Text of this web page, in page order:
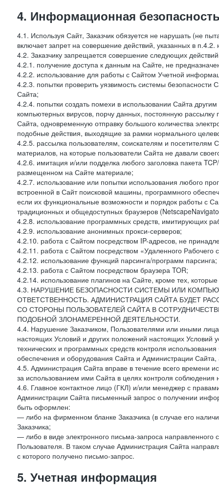
4. Информационная
4.1. Используя Сайт, Заказчик обязуется не нарушать (не
включает запрет на совершение действий, указанных в
4.2. Заказчику запрещается совершение следующих
4.2.1. получение доступа к данным на Сайте, не
4.2.2. использование для работы с Сайтом Учетной
4.2.3. попытки проверить уязвимость системы
Сайта;
4.2.4. попытки создать помехи в использовании Сайта
компьютерных вирусов, порчу данных, постоянную
Сайта, одновременную отправку большого количества
подобные действия, выходящие за рамки нормального
4.2.5. рассылка пользователям, соискателям и
материалов, на которые пользователи Сайта не давали
4.2.6. имитация и/или подделка любого заголовка пакета
размещенном на Сайте материале;
4.2.7. использование или попытки использования любого
встроенной в Сайт поисковой машины, программного
если их функциональные возможности и порядок работы с
традиционных и общедоступных браузеров
4.2.8. использование программных средств, имитирующих
4.2.9. использование анонимных прокси-серверов;
4.2.10. работа с Сайтом посредством IP-адресов, не
4.2.11. работа с Сайтом посредством «Удаленного Рабочего
4.2.12. использование функций парсинга/программ парсинга;
4.2.13. работа с Сайтом посредством браузера TOR;
4.2.14. использование плагинов на Сайте, кроме тех,
4.3. НАРУШЕНИЕ БЕЗОПАСНОСТИ СИСТЕМЫ ИЛИ
ОТВЕТСТВЕННОСТЬ. АДМИНИСТРАЦИЯ САЙТА БУДЕТ
СО СТОРОНЫ ПОЛЬЗОВАТЕЛЕЙ САЙТА В
ПОДОБНОЙ ЗЛОНАМЕРЕННОЙ ДЕЯТЕЛЬНОСТИ.
4.4. Нарушение Заказчиком, Пользователями или иными
настоящих Условий и других положений настоящих Условий
технических и программных средств контроля
обеспечения и оборудования Сайта и Администрации
4.5. Администрация Сайта вправе в течение всего времени
за использованием ими Сайта в целях контроля
4.6. Главное контактное лицо (ГКЛ) и/или менеджер с
Администрации Сайта письменный запрос о получении
быть оформлен:
— либо на фирменном бланке Заказчика (в случае его
Заказчика;
— либо в виде электронного письма-запроса направленного
Пользователя. В таком случае Администрация Сайта
с которого получено письмо-запрос.
5. Учетная информация